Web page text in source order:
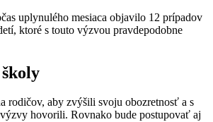
uplynulého mesiaca objavilo 12 prípadov
ktoré s touto výzvou pravdepodobne
rodičov, aby zvýšili svoju obozretnosť a s
hovorili. Rovnako bude postupovať aj